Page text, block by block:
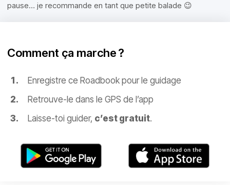
pause… je recommande en tant que petite balade 😉
Comment ça marche ?
Enregistre ce Roadbook pour le guidage
Retrouve-le dans le GPS de l’app
Laisse-toi guider, c’est gratuit.